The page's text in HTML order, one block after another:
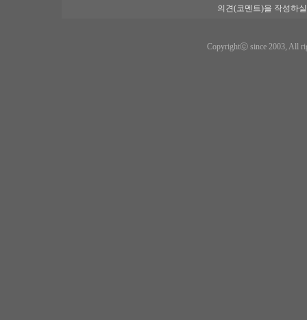
의견(코멘트)을 작성하
Copyrightⓒ since 2003, All